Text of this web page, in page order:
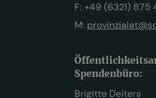
F: +49 (6321) 875
M:
Spendenbüro:
Brigitte Deiters